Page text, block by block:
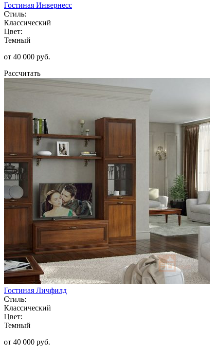
Гостиная Инвернесс
Стиль:
Классический
Цвет:
Темный
от 40 000 руб.
Рассчитать
Гостиная Личфилд
Стиль:
Классический
Цвет:
Темный
от 40 000 руб.